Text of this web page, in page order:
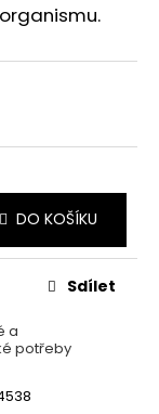
DO KOŠÍKU
a
potřeby
Sdílet